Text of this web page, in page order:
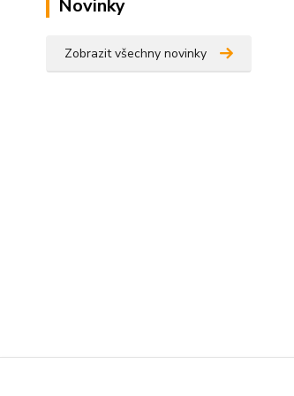
Novinky
Zobrazit všechny novinky